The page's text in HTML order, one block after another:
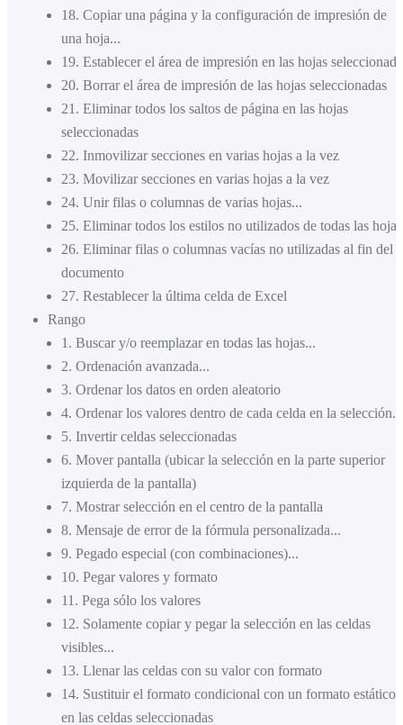
18. Copiar una página y la configuración de impresión de
una hoja...
19. Establecer el área de impresión en las hojas
20. Borrar el área de impresión de las hojas seleccionadas
21 . Eliminar todos los saltos de página en las hojas
seleccionadas
22. Inmovilizar secciones en varias hojas a la vez
23. Movilizar secciones en varias hojas a la vez
24. Unir filas o columnas de varias hojas...
25. Eliminar todos los estilos no utilizados de todas las hojas
26. Eliminar filas o columnas vacías no utilizadas al fin del
documento
27. Restablecer la última celda de Excel
Rango
1 . Buscar y/o reemplazar en todas las hojas...
2. Ordenación avanzada...
3. Ordenar los datos en orden aleatorio
4. Ordenar los valores dentro de cada celda en la selección...
5. Invertir celdas seleccionadas
6. Mover pantalla (ubicar la selección en la parte superior
izquierda de la pantalla)
7. Mostrar selección en el centro de la pantalla
8. Mensaje de error de la fórmula personalizada...
9. Pegado especial (con combinaciones)...
10. Pegar valores y formato
11 . Pega sólo los valores
12. Solamente copiar y pegar la selección en las celdas
visibles...
13. Llenar las celdas con su valor con formato
14. Sustituir el formato condicional con un formato estático
en las celdas seleccionadas